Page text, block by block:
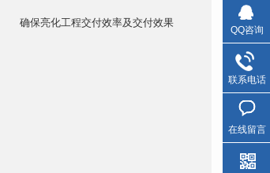
确保亮化工程交付效率及交付效果
QQ咨询
联系电话
在线留言